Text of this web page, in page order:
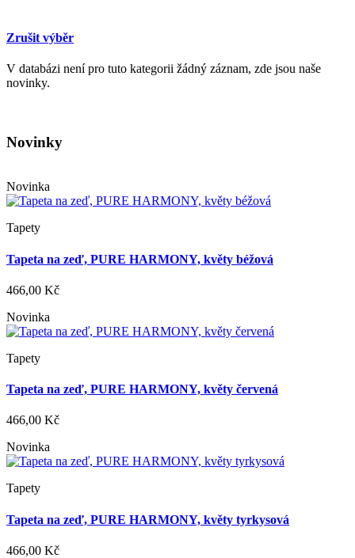
Zrušit výběr
V databázi není pro tuto kategorii žádný záznam, zde jsou naše
novinky.
Novinky
Novinka
Tapety
Tapeta na zeď, PURE HARMONY, květy béžová
466,00 Kč
Novinka
Tapety
Tapeta na zeď, PURE HARMONY, květy červená
466,00 Kč
Novinka
Tapety
Tapeta na zeď, PURE HARMONY, květy tyrkysová
466,00 Kč